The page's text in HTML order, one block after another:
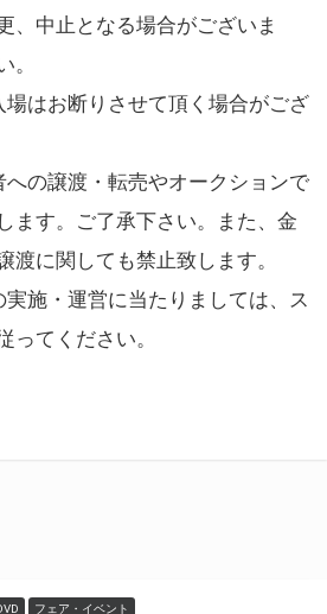
、中止となる場合がございま
。
はお断りさせて頂く場合がござ
の譲渡・転売やオークションで
ます。ご了承下さい。また、金
渡に関しても禁止致します。
施・運営に当たりましては、ス
ってください。
フェア・イベント